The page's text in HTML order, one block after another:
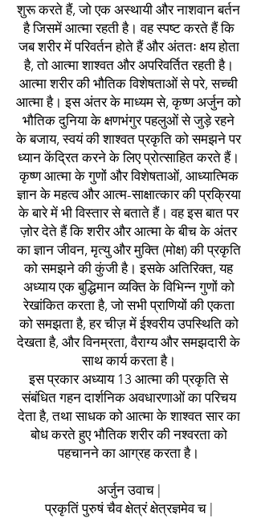
शुरू करते हैं, जो एक अस्थायी और नाशवान बर्तन
है जिसमें आत्मा रहती है। वह स्पष्ट करते हैं कि
जब शरीर में परिवर्तन होते हैं और अंततः क्षय होता
है, तो आत्मा शाश्वत और अपरिवर्तित रहती है।
आत्मा शरीर की भौतिक विशेषताओं से परे, सच्ची
आत्मा है। इस अंतर के माध्यम से, कृष्ण अर्जुन को
भौतिक दुनिया के क्षणभंगुर पहलुओं से जुड़े रहने
के बजाय, स्वयं की शाश्वत प्रकृति को समझने पर
ध्यान केंद्रित करने के लिए प्रोत्साहित करते हैं।
कृष्ण आत्मा के गुणों और विशेषताओं, आध्यात्मिक
ज्ञान के महत्व और आत्म-साक्षात्कार की प्रक्रिया
के बारे में भी विस्तार से बताते हैं। वह इस बात पर
ज़ोर देते हैं कि शरीर और आत्मा के बीच के अंतर
का ज्ञान जीवन, मृत्यु और मुक्ति (मोक्ष) की प्रकृति
को समझने की कुंजी है। इसके अतिरिक्त, यह
अध्याय एक बुद्धिमान व्यक्ति के विभिन्न गुणों को
रेखांकित करता है, जो सभी प्राणियों की एकता
को समझता है, हर चीज़ में ईश्वरीय उपस्थिति को
देखता है, और विनम्रता, वैराग्य और समझदारी के
साथ कार्य करता है।
इस प्रकार अध्याय 13 आत्मा की प्रकृति से
संबंधित गहन दार्शनिक अवधारणाओं का परिचय
देता है, तथा साधक को आत्मा के शाश्वत सार का
बोध करते हुए भौतिक शरीर की नश्वरता को
पहचानने का आग्रह करता है।
अर्जुन उवाच |
प्रकृतिं पुरुषं चैव क्षेत्रं क्षेत्रज्ञमेव च |